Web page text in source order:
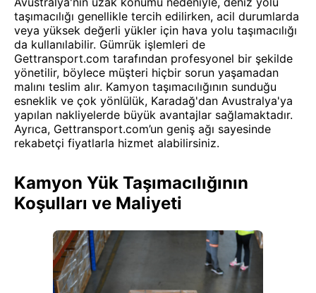
taşımacılığı genellikle tercih edilirken, acil durumlarda
veya yüksek değerli yükler için hava yolu taşımacılığı
da kullanılabilir. Gümrük işlemleri de
Gettransport.com tarafından profesyonel bir şekilde
yönetilir, böylece müşteri hiçbir sorun yaşamadan
malını teslim alır. Kamyon taşımacılığının sunduğu
esneklik ve çok yönlülük, Karadağ'dan Avustralya'ya
yapılan nakliyelerde büyük avantajlar sağlamaktadır.
Ayrıca, Gettransport.com’un geniş ağı sayesinde
rekabetçi fiyatlarla hizmet alabilirsiniz.
Kamyon Yük Taşımacılığının
Koşulları ve Maliyeti